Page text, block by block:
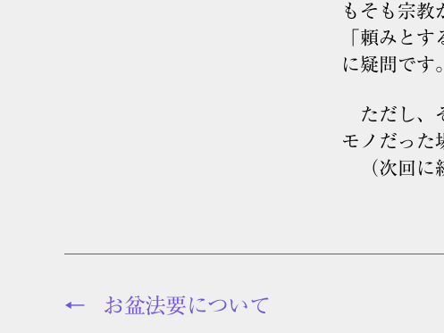
もそも宗教
「頼みと
に疑問です。
ただし、
モノだった
（次回に
← お盆法要について